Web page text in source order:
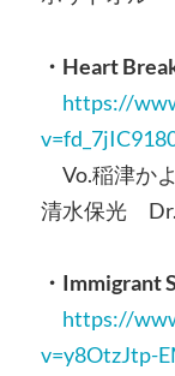
・Heart
https://
Vo.稲津か
清水保光
・Immigrant
https://
v=y8OtzJtp-